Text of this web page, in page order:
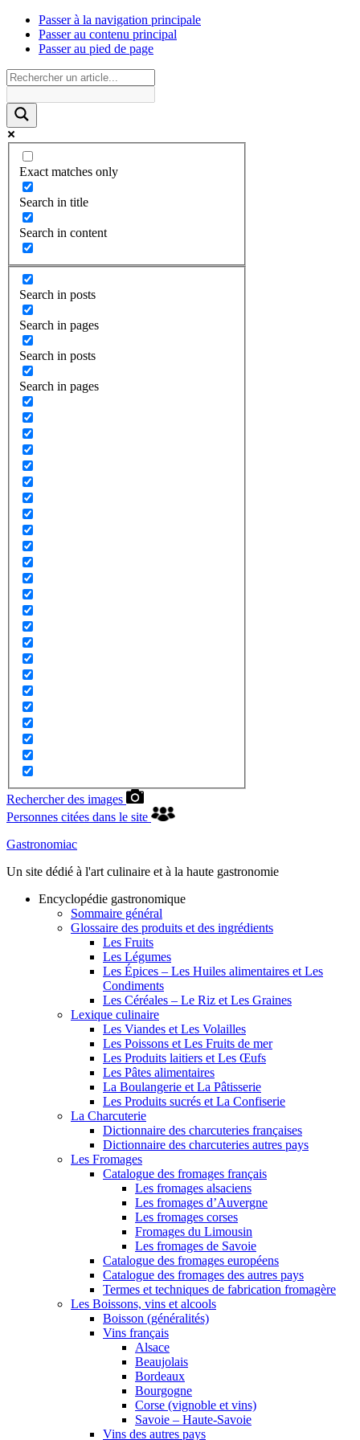
Passer à la navigation principale
Passer au contenu principal
Passer au pied de page
Exact matches only
Search in title
Search in content
Search in posts
Search in pages
Search in posts
Search in pages
Rechercher des images
Personnes citées dans le site
Gastronomiac
Un site dédié à l'art culinaire et à la haute gastronomie
Encyclopédie gastronomique
Sommaire général
Glossaire des produits et des ingrédients
Les Fruits
Les Légumes
Les Épices – Les Huiles alimentaires et Les
Condiments
Les Céréales – Le Riz et Les Graines
Lexique culinaire
Les Viandes et Les Volailles
Les Poissons et Les Fruits de mer
Les Produits laitiers et Les Œufs
Les Pâtes alimentaires
La Boulangerie et La Pâtisserie
Les Produits sucrés et La Confiserie
La Charcuterie
Dictionnaire des charcuteries françaises
Dictionnaire des charcuteries autres pays
Les Fromages
Catalogue des fromages français
Les fromages alsaciens
Les fromages d’Auvergne
Les fromages corses
Fromages du Limousin
Les fromages de Savoie
Catalogue des fromages européens
Catalogue des fromages des autres pays
Termes et techniques de fabrication fromagère
Les Boissons, vins et alcools
Boisson (généralités)
Vins français
Alsace
Beaujolais
Bordeaux
Bourgogne
Corse (vignoble et vins)
Savoie – Haute-Savoie
Vins des autres pays